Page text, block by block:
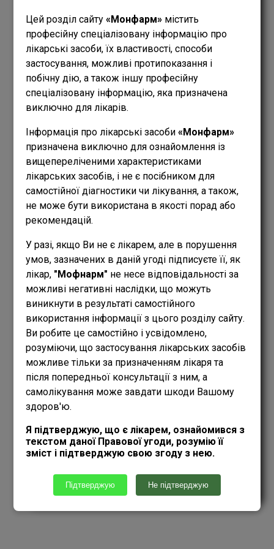
Цей розділ сайту«Монфарм» містить
професійну спеціалізовану інформацію про
лікарські засоби, їх властивості, способи
застосування, можливі протипоказання і
побічну дію, а також іншу професійну
спеціалізовану інформацію, яка призначена
виключно для лікарів.
Інформація про лікарські засоби«Монфарм»
призначена виключно для ознайомлення із
вищепереліченими характеристиками
лікарських засобів, і не є посібником для
самостійної діагностики чи лікування, а також,
не може бути використана в якості порад або
рекомендацій.
У разі, якщо Ви не є лікарем, але в порушення
умов, зазначених в даній угоді підписуєте її, як
лікар, "Мофнарм" не несе відповідальності за
можливі негативні наслідки, що можуть
виникнути в результаті самостійного
використання інформації з цього розділу сайту.
Ви робите це самостійно і усвідомлено,
розуміючи, що застосування лікарських засобів
можливе тільки за призначенням лікаря та
після попередньої консультації з ним, а
самолікування може завдати шкоди Вашому
здоров'ю.
Я підтверджую, що є лікарем, ознайомився з
текстом даної Правової угоди, розумію її
зміст і підтверджую свою згоду з нею.
Підтверджую Не підтверджую
ДІТЯМ
ВІД 8 РОКІВ
ВАГІТНИМ
ПРОТИПОКАЗАНИЙ
ГОДУЮЧИМ
ПРОТИПОКАЗАНИЙ
ВОДІЯМ
ПРОТИПОКАЗАНИЙ
ТЕМПЕРАТУРА
ІНСТРУКЦІЯ